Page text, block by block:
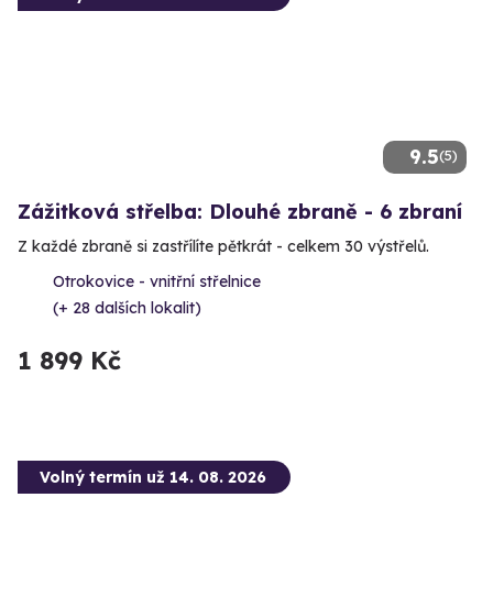
9.5(5)
Zážitková střelba: Dlouhé zbraně - 6 zbraní
Z každé zbraně si zastřílíte pětkrát - celkem 30 výstřelů.
Otrokovice - vnitřní střelnice
(+ 28 dalších lokalit)
1 899 Kč
Volný termín už 14. 08. 2026